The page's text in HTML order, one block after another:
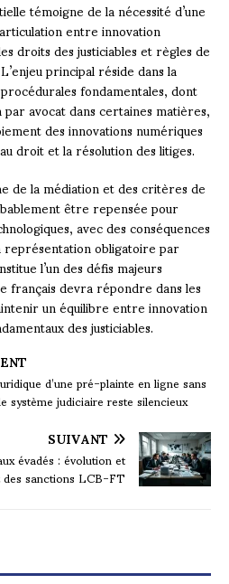
témoigne de la nécessité d’une
entre innovation
droits des justiciables et règles de
principal réside dans la
fondamentales, dont
avocat dans certaines matières,
des innovations numériques
droit et la résolution des litiges.
de la médiation et des critères de
être repensée pour
avec des conséquences
obligatoire par
l’un des défis majeurs
français devra répondre dans les
un équilibre entre innovation
des justiciables.
d’une pré-plainte en ligne sans
système judiciaire reste silencieux
SUIVANT
évadés : évolution et
sanctions LCB-FT